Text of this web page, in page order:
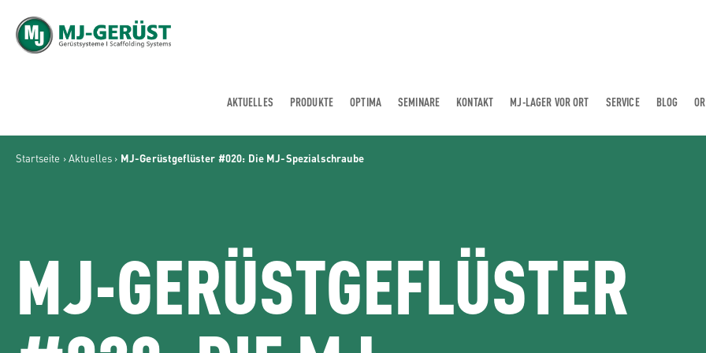
AKTUELLES PRODUKTE OPTIMA SEMINARE KONTAKT MJ-LAGER VOR ORT SERVICE BLOG
Startseite ›Aktuelles › MJ-Gerüstgeflüster #020: Die MJ-Spezialschraube
MJ-GERÜSTGEFLÜSTER